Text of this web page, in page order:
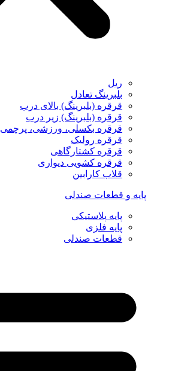
ریل
بلبرینگ تعادل
قرقره (بلبرینگ) بالای درب
قرقره (بلبرینگ) زیر درب
قرقره بکسلی، ورزشی، پرچمی
قرقره رولیک
قرقره کشتارگاهی
قرقره کشویی دیواری
قلاب کارابین
پایه و قطعات صندلی
پایه پلاستیکی
پایه فلزی
قطعات صندلی